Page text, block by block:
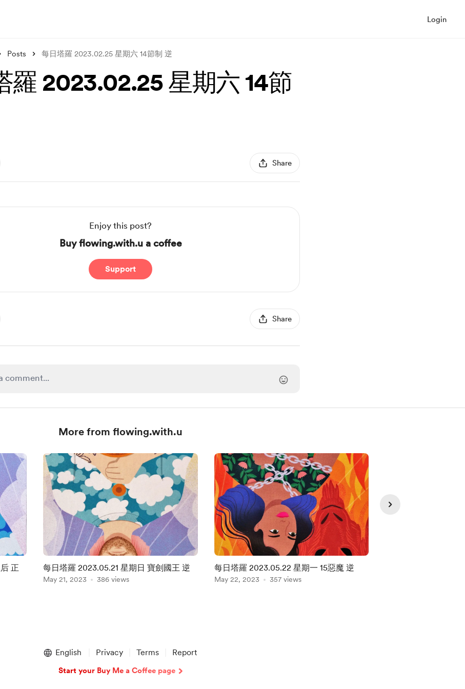
Login
Posts 每日塔羅 2023.02.25 星期六 14節制 逆
羅 2023.02.25 星期六 14節
Share
Enjoy this post?
Buy flowing.with.u a coffee
Support
Share
More from flowing.with.u
正 每日塔羅 2023.05.21 星期日 寶劍國王 逆
May 21, 2023 386 views
每日塔羅 2023.05.22 星期一 15惡魔 逆
May 22, 2023 357 views
English Privacy Terms Report
Start your Buy Me a Coffee page